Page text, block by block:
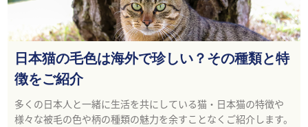
日本猫の毛色は海外で珍しい？その種類と特
徴をご紹介
多くの日本人と一緒に生活を共にしている猫・日本猫の特徴や
様々な被毛の色や柄の種類の魅力を余すことなくご紹介します。